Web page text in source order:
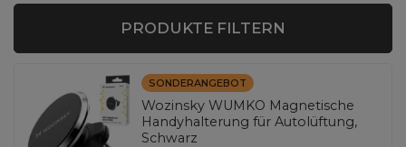
PRODUKTE FILTERN
SONDERANGEBOT
Wozinsky WUMKO Magnetische
Handyhalterung für Autolüftung,
Schwarz